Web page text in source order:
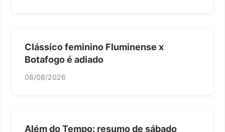
Clássico feminino Fluminense x
Botafogo é adiado
08/08/2026
Além do Tempo: resumo de sábado